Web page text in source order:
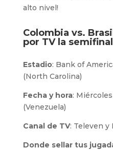
alto nivel!
Colombia vs.
por TV la
Estadio: Bank of
(North Carolina)
Fecha y hora:
(Venezuela)
Canal de TV: Televen y
Donde sellar tus